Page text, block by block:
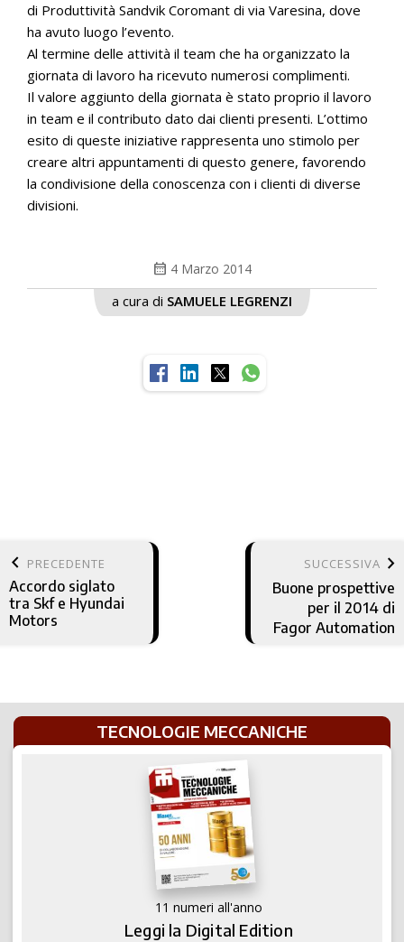
di Produttività Sandvik Coromant di via Varesina, dove
ha avuto luogo l’evento.
Al termine delle attività il team che ha organizzato la
giornata di lavoro ha ricevuto numerosi complimenti.
Il valore aggiunto della giornata è stato proprio il lavoro
in team e il contributo dato dai clienti presenti. L’ottimo
esito di queste iniziative rappresenta uno stimolo per
creare altri appuntamenti di questo genere, favorendo
la condivisione della conoscenza con i clienti di diverse
divisioni.
calendar_month 4 Marzo 2014
a cura di SAMUELE LEGRENZI
keyboard_arrow_left PRECEDENTE
Accordo siglato
tra Skf e Hyundai
Motors
SUCCESSIVA keyboard_arrow_right
Buone prospettive
per il 2014 di
Fagor Automation
TECNOLOGIE MECCANICHE
11 numeri all'anno
Leggi la Digital Edition